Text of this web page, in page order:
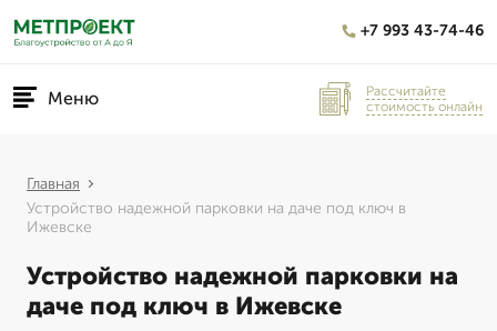
+7 993 43-74-46
Меню
Рассчитайте
стоимость онлайн
Главная
Устройство надежной парковки на даче под ключ в
Ижевске
Устройство надежной парковки на
даче под ключ в Ижевске